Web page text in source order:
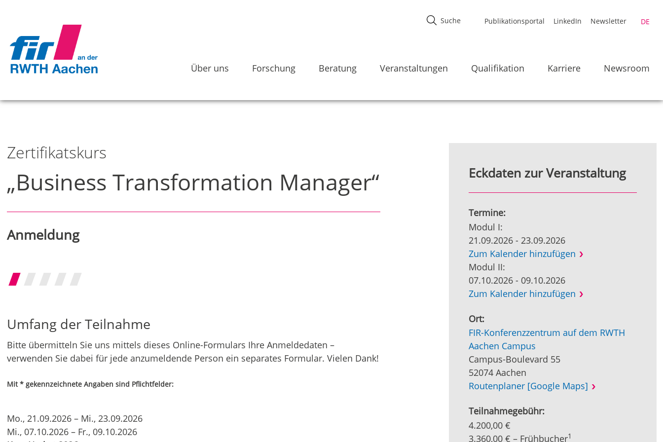
Publikationsportal LinkedIn Newsletter DE
Über uns Forschung Beratung Veranstaltungen Qualifikation Karriere Newsroom
Zertifikatskurs
„Business Transformation Manager“
Anmeldung
UmfangExklusive
Angaben
Angaben
Evtl.
Umfang der Teilnahme
Bitte übermitteln Sie uns mittels dieses Online-Formulars Ihre Anmeldedaten –
verwenden Sie dabei für jede anzumeldende Person ein separates Formular. Vielen Dank!
Mit * gekennzeichnete Angaben sind Pflichtfelder:
Mo., 21.09.2026 – Mi., 23.09.2026
Mi., 07.10.2026 – Fr., 09.10.2026
Eckdaten zur Veranstaltung
Termine:
Modul I:
21.09.2026 - 23.09.2026
Zum Kalender hinzufügen
Modul II:
07.10.2026 - 09.10.2026
Zum Kalender hinzufügen
Ort:
FIR-Konferenzzentrum auf dem RWTH
Aachen Campus
Campus-Boulevard 55
52074 Aachen
Routenplaner [Google Maps]
Teilnahmegebühr:
4.200,00 €
3.360,00 € – Frühbucher1